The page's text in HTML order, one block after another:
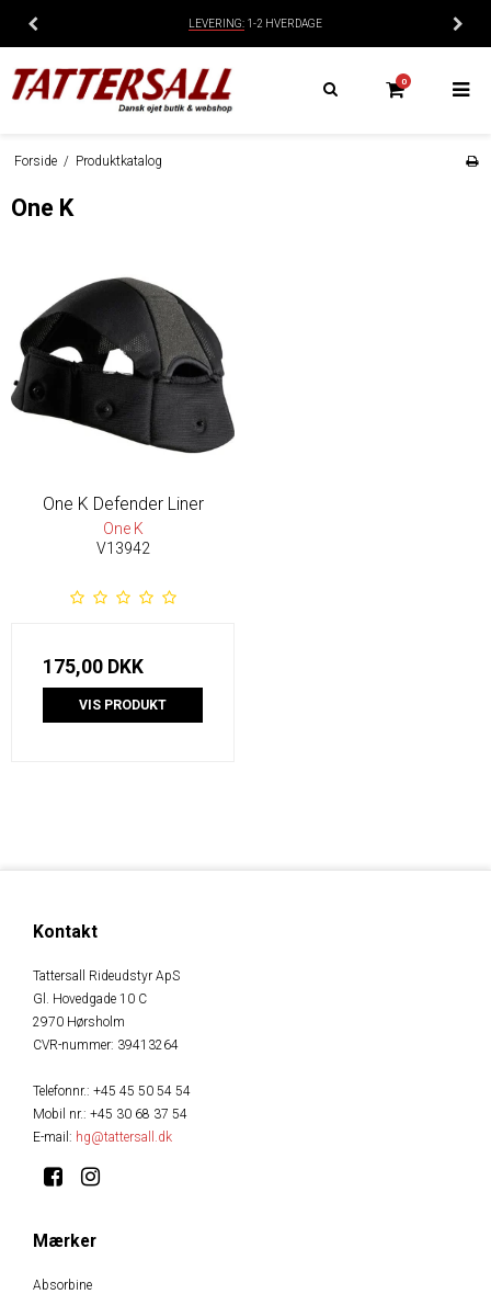
LEVERING: 1-2 HVERDAGE
0
Forside / Produktkatalog
One K
One K Defender Liner
One K
V13942
175,00 DKK
VIS PRODUKT
Kontakt
Tattersall Rideudstyr ApS
Gl. Hovedgade 10 C
2970 Hørsholm
CVR-nummer: 39413264
Telefonnr.: +45 45 50 54 54
Mobil nr.: +45 30 68 37 54
E-mail : hg@tattersall.dk
Mærker
Absorbine